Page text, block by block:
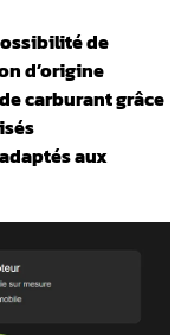
de
d’origine
carburant grâce
aux